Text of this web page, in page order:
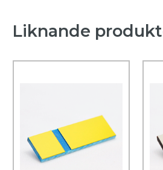
Liknande